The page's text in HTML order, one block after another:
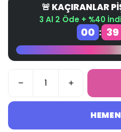
🚨 KAÇIRANLAR
3 Al 2 Öde + %40
00 : 39